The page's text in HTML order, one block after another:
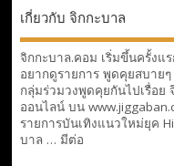
เกี่ยวกับ จิกกะบาล
จิกกะบาล.คอม เริ่มขึ้นครั้งแ
อยากดูรายการ พูดคุยสบาย
กลุ่มร่วมวงพูดคุยกันไปเรื่อย
ออนไลน์ บน
รายการบันเทิงแนวใหม่ยุค
บาล … มีต่อ